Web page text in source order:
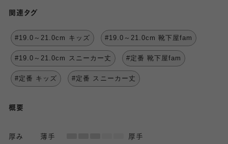
関連タグ
#19.0～21.0cm キッズ #19.0～21.0cm 靴下屋fam
#19.0～21.0cm スニーカー丈 #定番 靴下屋fam
#定番 キッズ #定番 スニーカー丈
概要
厚み 薄手
厚手